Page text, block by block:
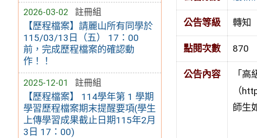
2026-03-02 註冊組
【歷程檔案】請麗山所有同學於
115/03/13日（五） 17：00
前，完成歷程檔案的確認動
作！！
2025-12-01 註冊組
【歷程檔案】 114學年第 1 學期
學習歷程檔案期末提醒要項(學生
上傳學習成果截止日期115年2月
3日 17：00)
公告等級 轉知
點閱次數 870
公告內容
「
（
師生